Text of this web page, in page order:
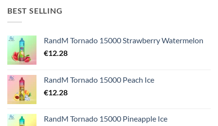
BEST SELLING
RandM Tornado 15000 Strawberry Watermelon
€12.28
RandM Tornado 15000 Peach Ice
€12.28
RandM Tornado 15000 Pineapple Ice